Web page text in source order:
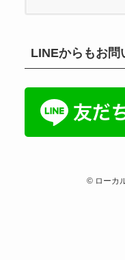
LINEからもお問
©ローカ